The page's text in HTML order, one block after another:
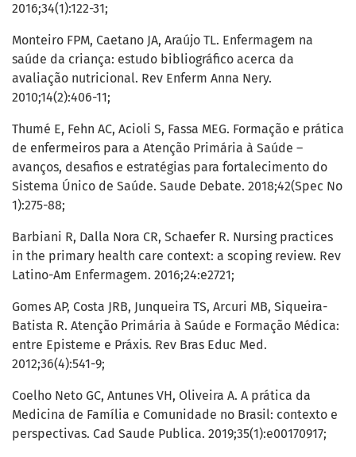
2016;34(1):122-31;
Monteiro FPM, Caetano JA, Araújo TL. Enfermagem na
saúde da criança: estudo bibliográfico acerca da
avaliação nutricional. Rev Enferm Anna Nery.
2010;14(2):406-11;
Thumé E, Fehn AC, Acioli S, Fassa MEG. Formação e prática
de enfermeiros para a Atenção Primária à Saúde –
avanços, desafios e estratégias para fortalecimento do
Sistema Único de Saúde. Saude Debate. 2018;42(Spec No
1):275-88;
Barbiani R, Dalla Nora CR, Schaefer R. Nursing practices
in the primary health care context: a scoping review. Rev
Latino-Am Enfermagem. 2016;24:e2721;
Gomes AP, Costa JRB, Junqueira TS, Arcuri MB, Siqueira-
Batista R. Atenção Primária à Saúde e Formação Médica:
entre Episteme e Práxis. Rev Bras Educ Med.
2012;36(4):541-9;
Coelho Neto GC, Antunes VH, Oliveira A. A prática da
Medicina de Família e Comunidade no Brasil: contexto e
perspectivas. Cad Saude Publica. 2019;35(1):e00170917;